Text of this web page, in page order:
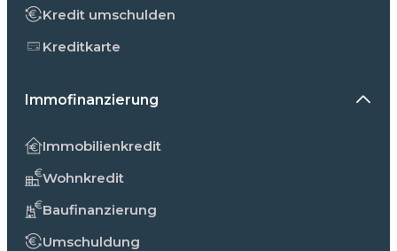
Kredit umschulden
Kreditkarte
Immofinanzierung
Immobilienkredit
Wohnkredit
Baufinanzierung
Umschuldung